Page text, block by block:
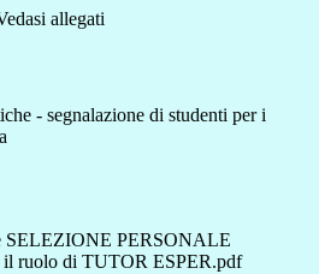
allegati
- segnalazione di studenti per i
SELEZIONE PERSONALE
ruolo di TUTOR ESPER.pdf